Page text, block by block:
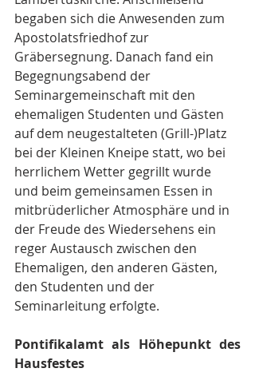
begaben sich die Anwesenden zum
Apostolatsfriedhof zur
Gräbersegnung. Danach fand ein
Begegnungsabend der
Seminargemeinschaft mit den
ehemaligen Studenten und Gästen
auf dem neugestalteten (Grill-)Platz
bei der Kleinen Kneipe statt, wo bei
herrlichem Wetter gegrillt wurde
und beim gemeinsamen Essen in
mitbrüderlicher Atmosphäre und in
der Freude des Wiedersehens ein
reger Austausch zwischen den
Ehemaligen, den anderen Gästen,
den Studenten und der
Seminarleitung erfolgte.
Pontifikalamt als Höhepunkt des
Hausfestes